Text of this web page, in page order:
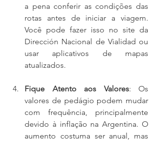
a pena conferir as condições das
rotas antes de iniciar a viagem.
Você pode fazer isso no site da
Dirección Nacional de Vialidad ou
usar aplicativos de mapas
atualizados.
Fique Atento aos Valores: Os
valores de pedágio podem mudar
com frequência, principalmente
devido à inflação na Argentina. O
aumento costuma ser anual, mas